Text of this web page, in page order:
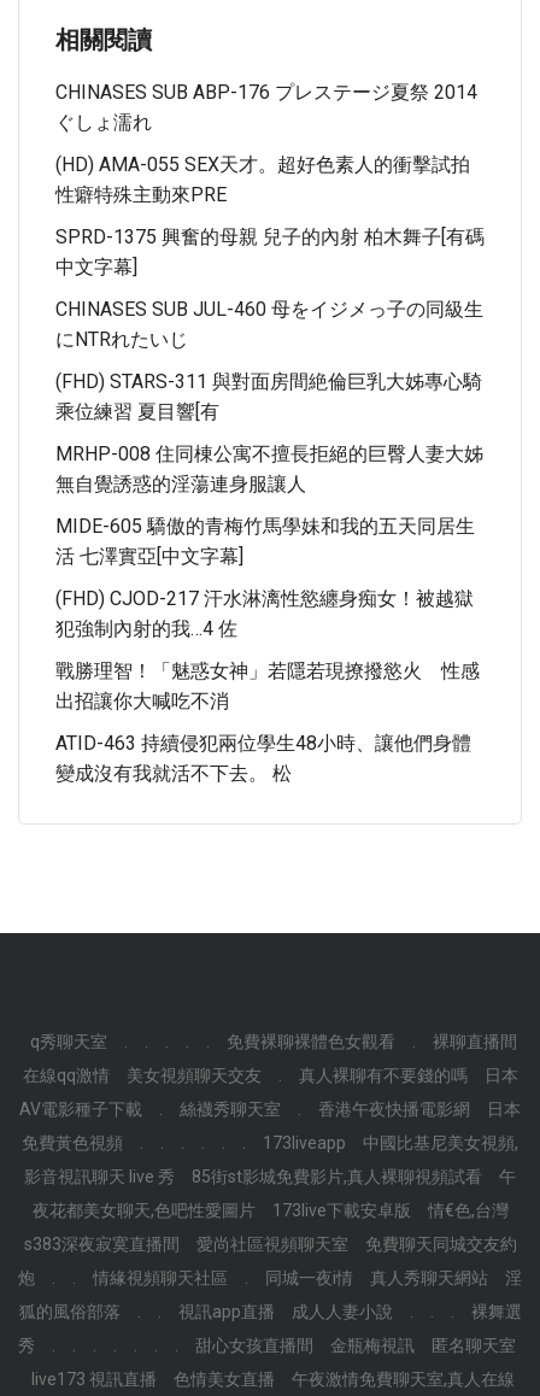
相關閱讀
CHINASES SUB ABP-176 プレステージ夏祭 2014
ぐしょ濡れ
(HD) AMA-055 SEX天才。超好色素人的衝擊試拍
性癖特殊主動來PRE
SPRD-1375 興奮的母親 兒子的內射 柏木舞子[有碼
中文字幕]
CHINASES SUB JUL-460 母をイジメっ子の同級生
にNTRれたいじ
(FHD) STARS-311 與對面房間絶倫巨乳大姊專心騎
乘位練習 夏目響[有
MRHP-008 住同棟公寓不擅長拒絕的巨臀人妻大姊
無自覺誘惑的淫蕩連身服讓人
MIDE-605 驕傲的青梅竹馬學妹和我的五天同居生
活 七澤實亞[中文字幕]
(FHD) CJOD-217 汗水淋漓性慾纏身痴女！被越獄
犯強制內射的我…4 佐
戰勝理智！「魅惑女神」若隱若現撩撥慾火 性感
出招讓你大喊吃不消
ATID-463 持續侵犯兩位學生48小時、讓他們身體
變成沒有我就活不下去。 松
q秀聊天室 免費裸聊裸體色女觀看
裸聊直播間
在線qq激情
美女視頻聊天交友 真人裸聊有不要錢的嗎
日本
AV電影種子下載
絲襪秀聊天室 香港午夜快播電影網
日本
免費黃色視頻
173liveapp
中國比基尼美女視頻,
影音視訊聊天 live 秀
85街st影城免費影片,真人裸聊視頻試看
午
夜花都美女聊天,色吧性愛圖片
173live下載安卓版
情€色,台灣
s383深夜寂寞直播間
愛尚社區視頻聊天室
免費聊天同城交友約
炮
情緣視頻聊天社區 同城一夜i情 真人秀聊天網站
淫
狐的風俗部落
視訊app直播 成人人妻小說
裸舞選
秀
甜心女孩直播間 金瓶梅視訊
匿名聊天室
live173 視訊直播
色情美女直播 午夜激情免費聊天室,真人在線